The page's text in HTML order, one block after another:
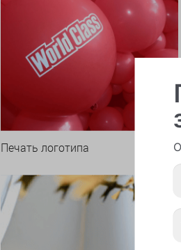
Печать логотипа